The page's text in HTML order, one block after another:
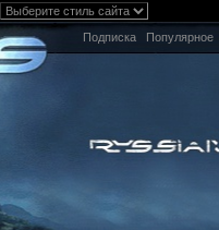
Подписка Популярное